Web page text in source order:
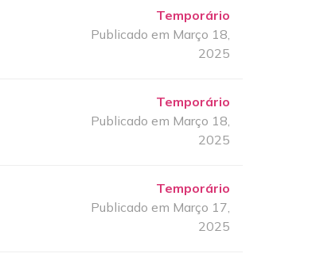
Temporário
Publicado em Março 18,
2025
Temporário
Publicado em Março 18,
2025
Temporário
Publicado em Março 17,
2025